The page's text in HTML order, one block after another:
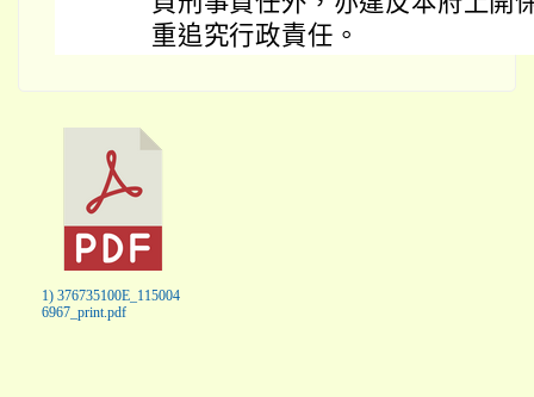
重追究行政責任。
1) 376735100E_115004
6967_print.pdf